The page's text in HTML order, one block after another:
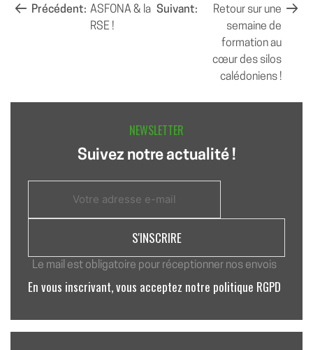
NAVIGATION
Précédent: ASFONA & la
RSE !
Suivant:
Retour sur une
semaine de
formation au
cœur des silos
calédoniens !
NEWSLETTER
Suivez notre actualité !
Le mail est obligatoire pour réceptionner nos envois
En vous inscrivant, vous acceptez notre politique RGPD